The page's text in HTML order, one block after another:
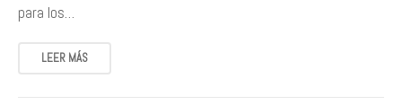
para los…
LEER MÁS